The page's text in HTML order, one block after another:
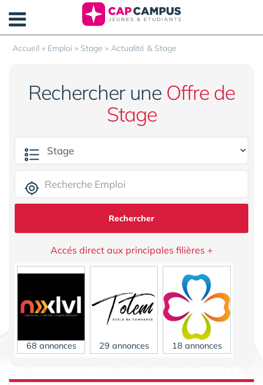
Accueil » Emploi » Stage » Actualité & Stage
Rechercher une Offre de
Stage
Rechercher
Accés direct aux principales filières +
68 annonces 29 annonces 18 annonces
Panneau de gestion des cookies